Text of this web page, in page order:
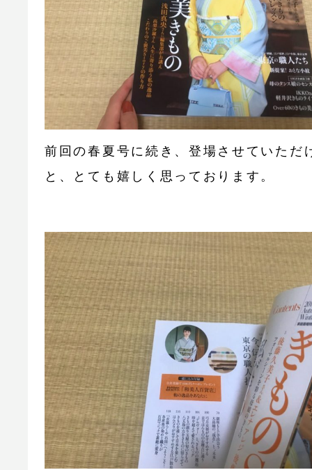
前回の春夏号に続き、登場させていただ
と、とても嬉しく思っております。